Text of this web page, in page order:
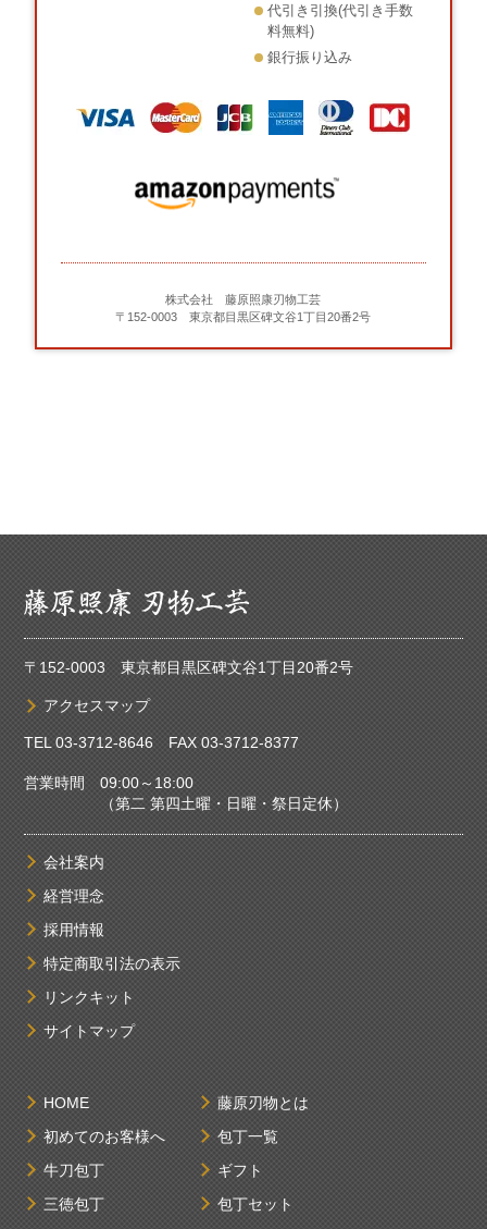
代引き引換(代引き手数
料無料)
銀行振り込み
株式会社 藤原照康刃物工芸
〒152-0003 東京都目黒区碑文谷1丁目20番2号
〒152-0003 東京都目黒区碑文谷1丁目20番2号
アクセスマップ
TEL03-3712-8646FAX 03-3712-8377
営業時間 09:00～18:00
（第二 第四土曜・日曜・祭日定休）
会社案内
経営理念
採用情報
特定商取引法の表示
リンクキット
サイトマップ
HOME
初めてのお客様へ
牛刀包丁
三徳包丁
藤原刃物とは
包丁一覧
ギフト
包丁セット